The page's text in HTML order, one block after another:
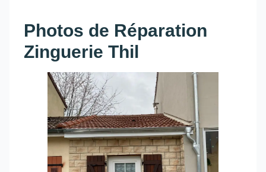
Photos de Réparation
Zinguerie Thil